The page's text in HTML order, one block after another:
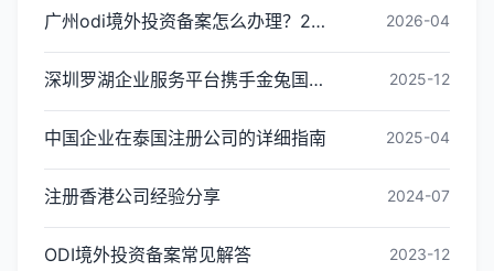
广州odi境外投资备案怎么办理？2026年最新流程详解 2026-04
深圳罗湖企业服务平台携手金兔国际ODI备案专家,共建跨境出海全链条服务新生态 2025-12
中国企业在泰国注册公司的详细指南 2025-04
注册香港公司经验分享 2024-07
ODI境外投资备案常见解答 2023-12